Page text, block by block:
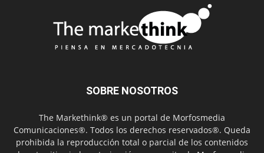
SOBRE NOSOTROS
The Markethink® es un portal de Morfosmedia
Comunicaciones®. Todos los derechos reservados®. Queda
prohibida la reproducción total o parcial de los contenidos